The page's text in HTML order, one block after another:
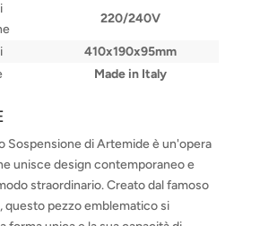
220/240V
410x190x95mm
Made in Italy
Sospensione di Artemide è un'opera
unisce design contemporaneo e
straordinario. Creato dal famoso
questo pezzo emblematico si